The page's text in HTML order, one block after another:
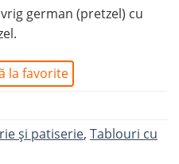
german (pretzel) cu
la favorite
şi patiserie, Tablouri cu